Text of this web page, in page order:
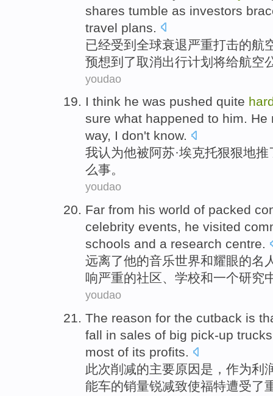
shares tumble as investors
travel plans
已经受到全球衰退严重打击的航
预想到了取消出行计划将给航空
youdao
I think he was pushed quite
sure what happened to him. He
way, I don't know.
我认为他被阿苏·埃克托狠狠地
么事。
youdao
Far from his world of packed
celebrity events, he visited
schools and a research centre.
远离了他的音乐世界和耀眼的名
响严重的社区、 学校和一个研究
youdao
The reason for the cutback is
fall in sales of big pick-up trucks
most of its profits.
此次削减的主要原因是 ，作为利
能车的销量锐减致使福特遭受了